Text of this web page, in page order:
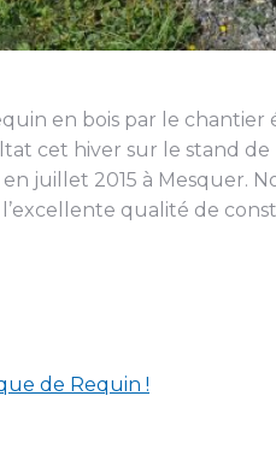
en bois par le
cet hiver sur le stand de
juillet 2015 à Mesquer.
qualité de
de Requin !